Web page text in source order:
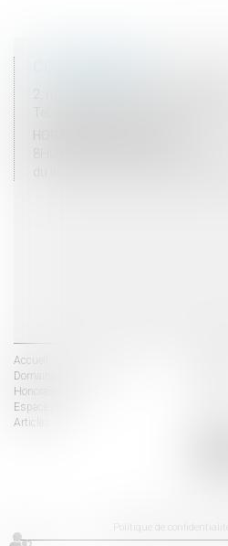
Accueil
Domaines d'intervention
Honoraires
Espace client
Articles
Politique de confidentialité